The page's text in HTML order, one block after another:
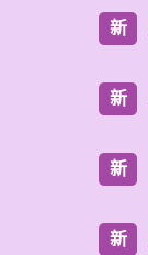
新
新
新
新